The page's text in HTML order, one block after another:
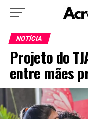
HOME
EDUCAÇÃO
NOTÍCIA
Projeto do
entre mães